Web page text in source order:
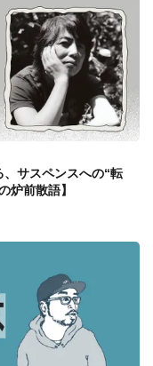
サスペンスへの“転
炉前散語】